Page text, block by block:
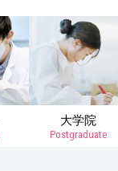
大学院
Postgraduate